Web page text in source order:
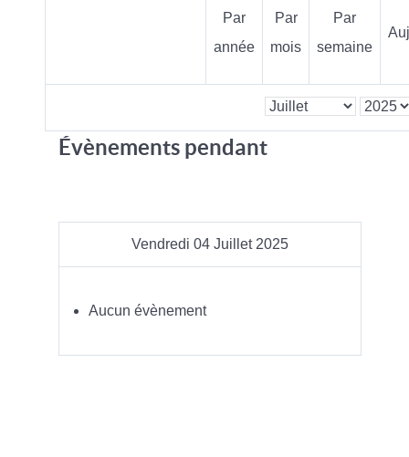
Par
année
Par
mois
Par
semaine
Évènements pendant
Vendredi 04 Juillet 2025
Aucun évènement